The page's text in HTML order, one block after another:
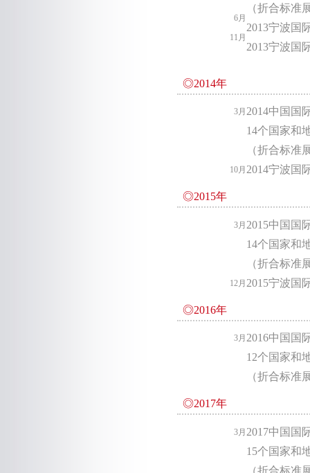
6月
11月
（折合标准
2013宁波国
2013宁波国
◎2014年
3月
10月
2014中国国
14个国家和
（折合标准
2014宁波国
◎2015年
3月
12月
2015中国国
14个国家和
（折合标准
2015宁波国
◎2016年
3月 2016中国国
12个国家和
（折合标准
◎2017年
3月 2017中国国
15个国家和
（折合标准